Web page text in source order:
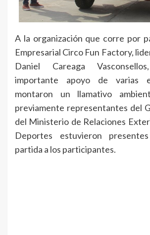
A la organización que corre por
Empresarial Circo Fun Factory,
Daniel Careaga
importante apoyo de varias
montaron un llamativo
previamente representantes del
del Ministerio de Relaciones
Deportes estuvieron
partida a los participantes.